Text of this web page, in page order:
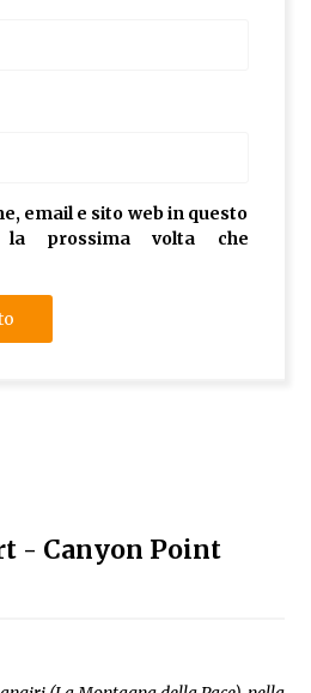
email e sito web in questo
prossima volta che
- Canyon Point